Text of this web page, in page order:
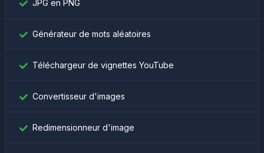
JPG en PNG
Générateur de mots aléatoires
Téléchargeur de vignettes YouTube
Convertisseur d'images
Redimensionneur d'image